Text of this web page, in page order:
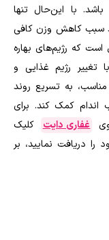
باشد. با این‌حال تنها
سبب کاهش وزن کافی
که رژیم‌های بهاره
تغییر رژیم غذایی و
به تسریع روند
اندام کمک کند. برای
غفاری دایت
کلیک
دریافت نمایید، بر